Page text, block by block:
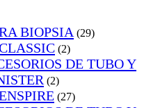
BIOPSIA (29)
(2)
DE TUBO Y
(2)
(27)